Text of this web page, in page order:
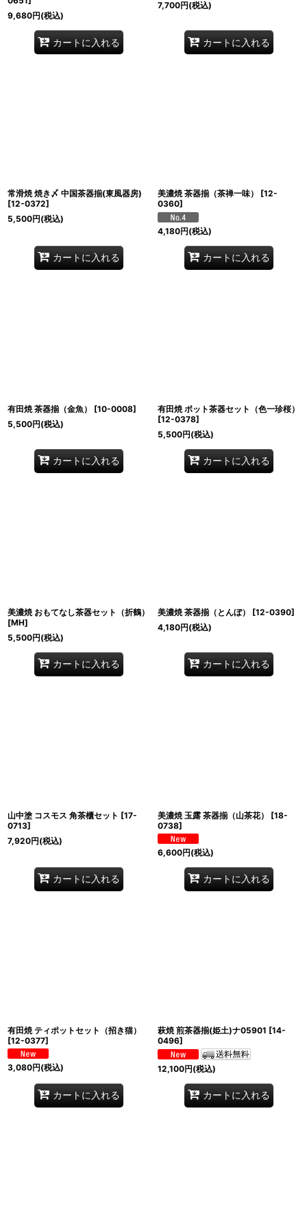
9,680円(税込)
カートに入れる
7,700円(税込)
カートに入れる
常滑焼 焼き〆 中国茶器揃(東風器房)
[12-0372]
5,500円(税込)
カートに入れる
美濃焼 茶器揃（茶禅一味） [12-
0360]
4,180円(税込)
カートに入れる
有田焼 茶器揃（金魚） [10-0008]
5,500円(税込)
カートに入れる
有田焼 ポット茶器セット（色一珍桜）
[12-0378]
5,500円(税込)
カートに入れる
美濃焼 おもてなし茶器セット（折鶴）
[MH]
5,500円(税込)
カートに入れる
美濃焼 茶器揃（とんぼ） [12-0390]
4,180円(税込)
カートに入れる
山中塗 コスモス 角茶櫃セット [17-
0713]
7,920円(税込)
カートに入れる
美濃焼 玉露 茶器揃（山茶花） [18-
0738]
6,600円(税込)
カートに入れる
有田焼 ティポットセット（招き猫）
[12-0377]
3,080円(税込)
カートに入れる
萩焼 煎茶器揃(姫土)ナ05901 [14-
0496]
12,100円(税込)
カートに入れる